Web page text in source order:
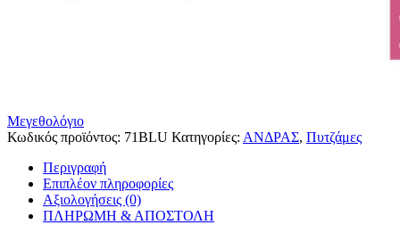
Μεγεθολόγιο
Κωδικός προϊόντος: 71BLU Κατηγορίες: ΑΝΔΡΑΣ, Πυτζάμες
Περιγραφή
Επιπλέον πληροφορίες
Αξιολογήσεις (0)
ΠΛΗΡΩΜΗ & ΑΠΟΣΤΟΛΗ